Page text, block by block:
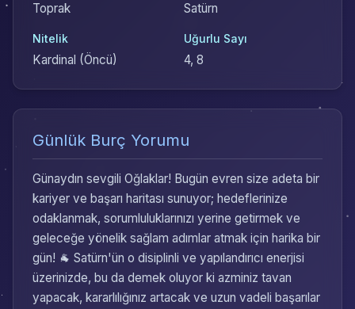
Toprak Satürn
Nitelik
Kardinal (Öncü)
Uğurlu Sayı
4, 8
Günlük Burç Yorumu
Günaydın sevgili Oğlaklar! Bugün evren size adeta bir
kariyer ve başarı haritası sunuyor; hedeflerinize
odaklanmak, sorumluluklarınızı yerine getirmek ve
geleceğe yönelik sağlam adımlar atmak için harika bir
gün! 🐐 Satürn'ün o disiplinli ve yapılandırıcı enerjisi
üzerinizde, bu da demek oluyor ki azminiz tavan
yapacak, kararlılığınız artacak ve uzun vadeli başarılar